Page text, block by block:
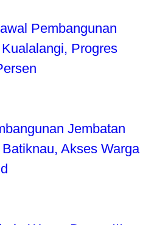
Pembangunan
Progres
Jembatan
Akses Warga